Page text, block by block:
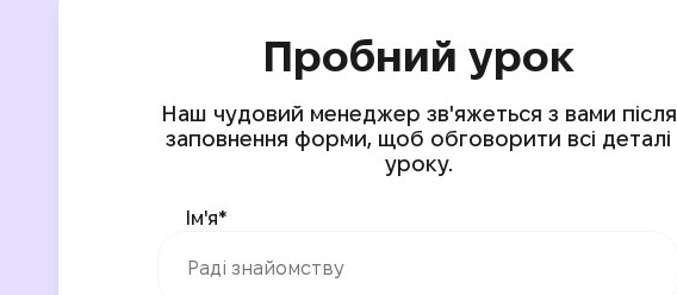
Пробний урок
Наш чудовий менеджер зв'яжеться з вами після
заповнення форми, щоб обговорити всі деталі
уроку.
Ім'я*